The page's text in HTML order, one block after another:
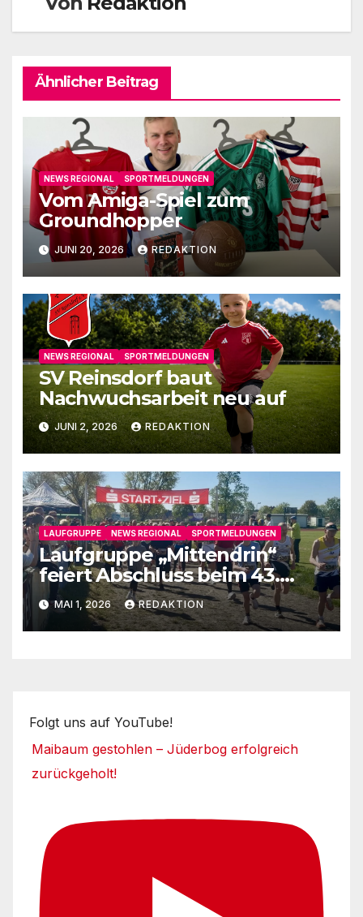
Ähnlicher Beitrag
NEWS REGIONAL SPORTMELDUNGEN
Vom Amiga-Spiel zum
Groundhopper
JUNI 20, 2026 REDAKTION
NEWS REGIONAL SPORTMELDUNGEN
SV Reinsdorf baut
Nachwuchsarbeit neu auf
JUNI 2, 2026 REDAKTION
LAUFGRUPPE NEWS REGIONAL SPORTMELDUNGEN
Laufgruppe „Mittendrin“
feiert Abschluss beim 43.
Fläminglauf
MAI 1, 2026 REDAKTION
Folgt uns auf YouTube!
Maibaum gestohlen – Jüderbog erfolgreich
zurückgeholt!